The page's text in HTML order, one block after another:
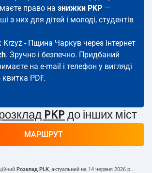
право на знижки PKP —
з них для дітей і молоді, студентів
Krzyż - Пщина Чаркув через інтернет
. Зручно і безпечно. Придбаний
на e-mail і телефон у вигляді
PDF.
PKP до інших міст
МАРШРУТ
Розклад PLK, актуальний на 14 червня 2026 р..